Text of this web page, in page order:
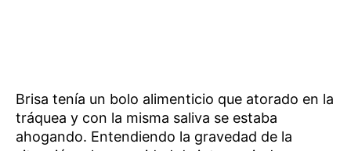
Brisa tenía un bolo alimenticio que atorado en la
tráquea y con la misma saliva se estaba
ahogando. Entendiendo la gravedad de la